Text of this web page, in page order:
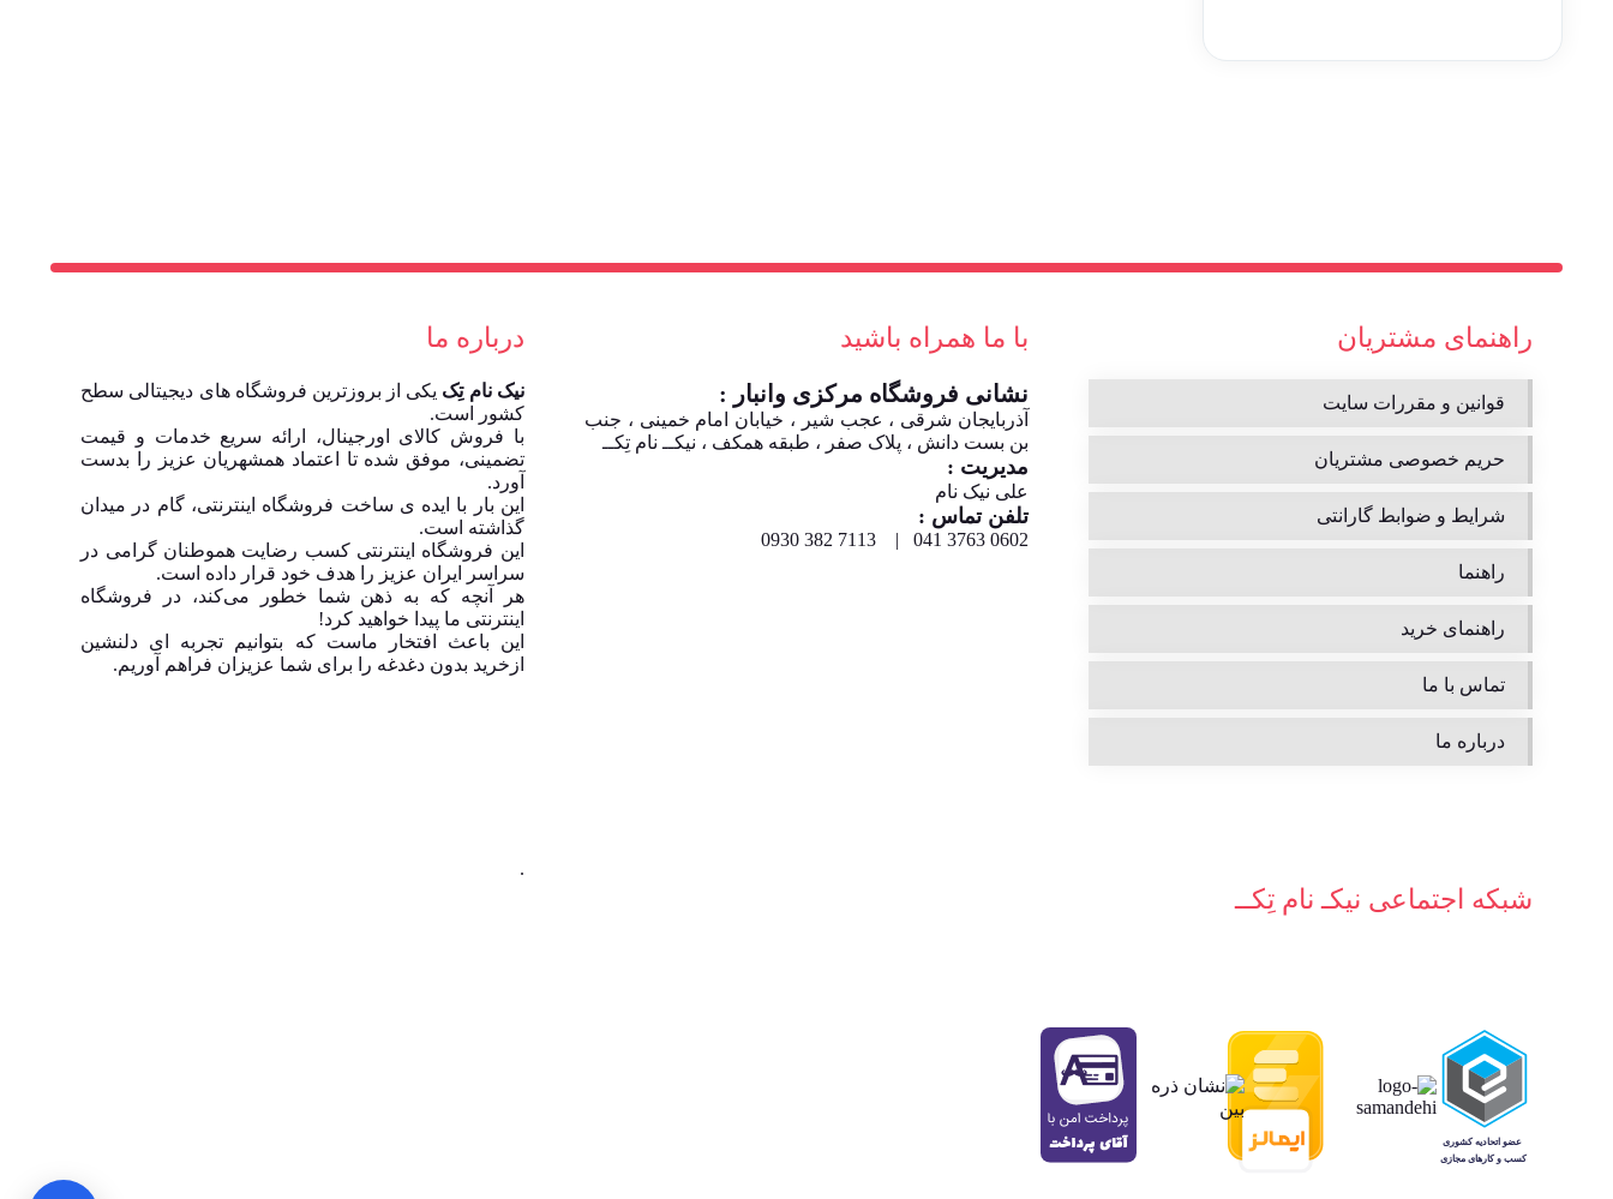
راهنمای مشتریان
قوانین و مقررات سایت
حریم خصوصی مشتریان
شرایط و ضوابط گارانتی
راهنما
راهنمای خرید
تماس با ما
درباره ما
با ما همراه باشید
نشانی فروشگاه مرکزی وانبار :
آذربایجان شرقی ، عجب شیر ، خیابان امام خمینی ، جنب
بن بست دانش ، پلاک صفر ، طبقه همکف ، نیکــ نام تِکــ
مدیریت :
علی نیک نام
تلفن تماس :
0602 3763 041 | 7113 382 0930
درباره ما
نیک نام تِک یکی از بروزترین فروشگاه های دیجیتالی سطح
کشور است.
با فروش کالای اورجینال، ارائه سریع خدمات و قیمت
تضمینی، موفق شده تا اعتماد همشهریان عزیز را بدست
آورد.
این بار با ایده ی ساخت فروشگاه اینترنتی، گام در میدان
گذاشته است.
این فروشگاه اینترنتی کسب رضایت هموطنان گرامی در
سراسر ایران عزیز را هدف خود قرار داده است.
هر آنچه که به ذهن شما خطور می‌کند، در فروشگاه
اینترنتی ما پیدا خواهید کرد!
این باعث افتخار ماست که بتوانیم تجربه ای دلنشین
ازخرید بدون دغدغه را برای شما عزیزان فراهم آوریم.
شبکه‌ اجتماعی نیکـ نام تِکــ
.